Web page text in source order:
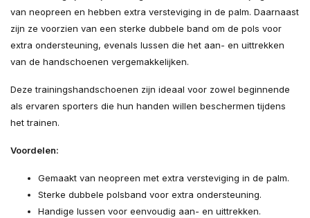
van neopreen en hebben extra versteviging in de palm. Daarnaast
zijn ze voorzien van een sterke dubbele band om de pols voor
extra ondersteuning, evenals lussen die het aan- en uittrekken
van de handschoenen vergemakkelijken.
Deze trainingshandschoenen zijn ideaal voor zowel beginnende
als ervaren sporters die hun handen willen beschermen tijdens
het trainen.
Voordelen:
Gemaakt van neopreen met extra versteviging in de palm.
Sterke dubbele polsband voor extra ondersteuning.
Handige lussen voor eenvoudig aan- en uittrekken.